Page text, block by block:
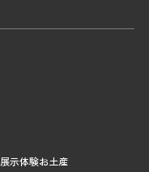
展示体験お土産